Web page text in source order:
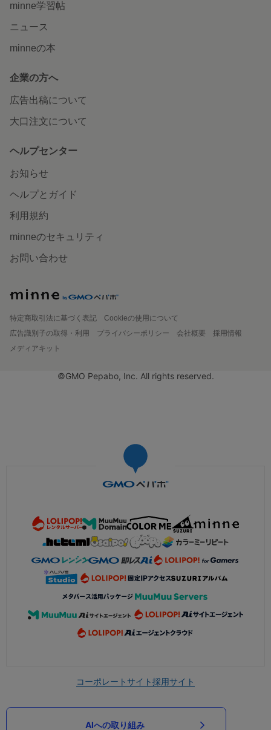
minne学習帖
ニュース
minneの本
企業の方へ
広告出稿について
大口注文について
ヘルプセンター
お知らせ
ヘルプとガイド
利用規約
minneのセキュリティ
お問い合わせ
特定商取引法に基づく表記
Cookieの使用について
広告識別子の取得・利用
プライバシーポリシー 会社概要
採用情報
メディアキット
©GMO Pepabo, Inc. All rights reserved.
コーポレートサイト採用サイト
AIへの取り組み